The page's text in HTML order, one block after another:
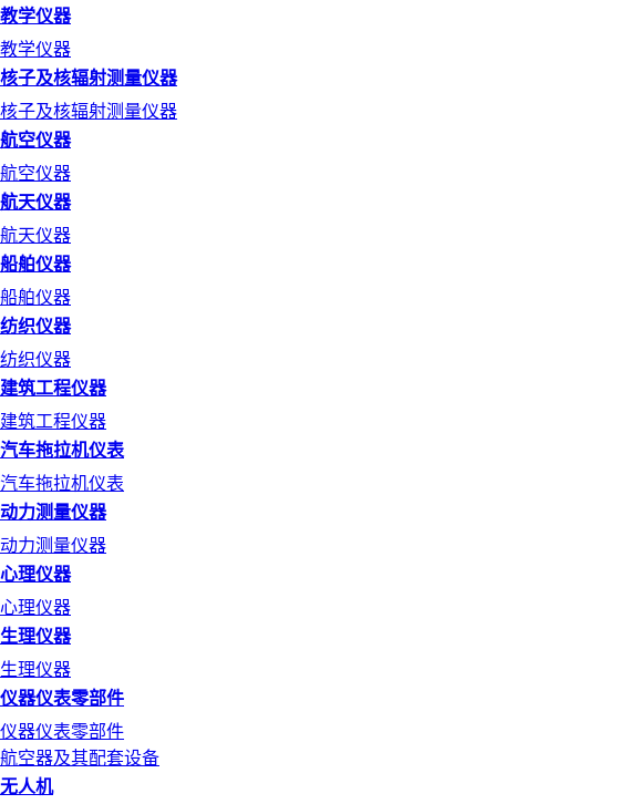
教学仪器
教学仪器
核子及核辐射测量仪器
核子及核辐射测量仪器
航空仪器
航空仪器
航天仪器
航天仪器
船舶仪器
船舶仪器
纺织仪器
纺织仪器
建筑工程仪器
建筑工程仪器
汽车拖拉机仪表
汽车拖拉机仪表
动力测量仪器
动力测量仪器
心理仪器
心理仪器
生理仪器
生理仪器
仪器仪表零部件
仪器仪表零部件
航空器及其配套设备
无人机